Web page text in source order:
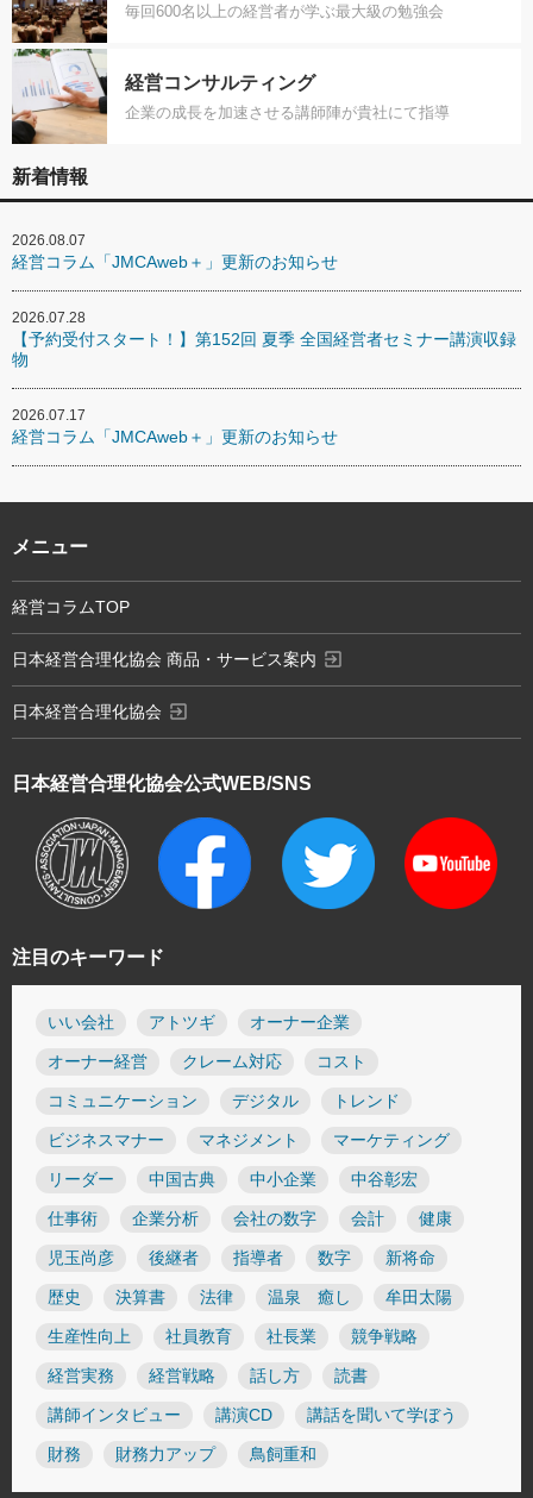
毎回600名以上の経営者が学ぶ最大級の勉強会
経営コンサルティング
企業の成長を加速させる講師陣が貴社にて指導
新着情報
2026.08.07
経営コラム「JMCAweb＋」更新のお知らせ
2026.07.28
【予約受付スタート！】第152回 夏季 全国経営者セミナー講演収録
物
2026.07.17
経営コラム「JMCAweb＋」更新のお知らせ
注目のキーワード
いい会社 アトツギ オーナー企業
オーナー経営 クレーム対応 コスト
コミュニケーション デジタル トレンド
ビジネスマナー マネジメント マーケティング
リーダー 中国古典 中小企業 中谷彰宏
仕事術 企業分析 会社の数字 会計 健康
児玉尚彦 後継者 指導者 数字 新将命
歴史 決算書 法律 温泉 癒し 牟田太陽
生産性向上 社員教育 社長業 競争戦略
経営実務 経営戦略 話し方 読書
講師インタビュー 講演CD 講話を聞いて学ぼう
財務 財務力アップ 鳥飼重和
日本経営合理化協会公式WEB/SNS
メニュー
経営コラムTOP
日本経営合理化協会 商品・サービス案内 exit_to_app
日本経営合理化協会 exit_to_app